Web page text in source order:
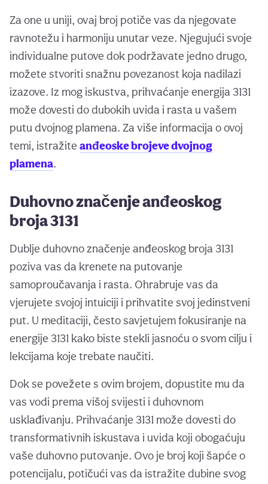
Za one u uniji, ovaj broj potiče vas da njegovate
ravnotežu i harmoniju unutar veze. Njegujući svoje
individualne putove dok podržavate jedno drugo,
možete stvoriti snažnu povezanost koja nadilazi
izazove. Iz mog iskustva, prihvaćanje energija 3131
može dovesti do dubokih uvida i rasta u vašem
putu dvojnog plamena. Za više informacija o ovoj
temi, istražite anđeoske brojeve dvojnog
plamena.
Duhovno značenje anđeoskog
broja 3131
Dublje duhovno značenje anđeoskog broja 3131
poziva vas da krenete na putovanje
samoproučavanja i rasta. Ohrabruje vas da
vjerujete svojoj intuiciji i prihvatite svoj jedinstveni
put. U meditaciji, često savjetujem fokusiranje na
energije 3131 kako biste stekli jasnoću o svom cilju i
lekcijama koje trebate naučiti.
Dok se povežete s ovim brojem, dopustite mu da
vas vodi prema višoj svijesti i duhovnom
usklađivanju. Prihvaćanje 3131 može dovesti do
transformativnih iskustava i uvida koji obogaćuju
vaše duhovno putovanje. Ovo je broj koji šapće o
potencijalu, potičući vas da istražite dubine svog